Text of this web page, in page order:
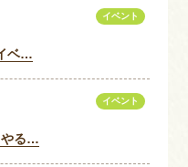
イベント
ベ…
イベント
やる…